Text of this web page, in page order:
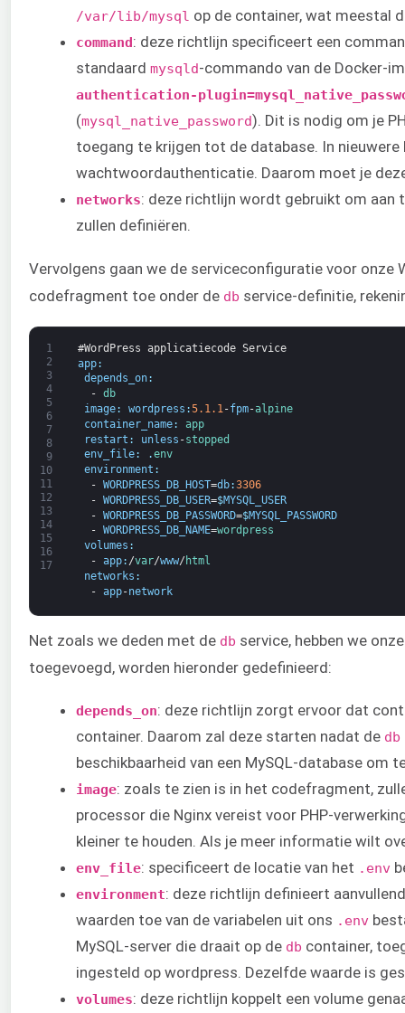
/var/lib/mysql op de container, wat meestal
command: deze richtlijn specificeert een
standaard mysqld-commando van de Docker-
authentication-
(mysql_native_password). Dit is nodig om je
toegang te krijgen tot de database. In nieuwere
wachtwoordauthenticatie. Daarom moet je
networks: deze richtlijn wordt gebruikt om aan
zullen definiëren.
Vervolgens gaan we de serviceconfiguratie voor
codefragment toe onder de db service-definitie,
1
2
3
4
5
6
7
8
9
10
11
12
13
14
15
16
17
#WordPress applicatiecode Service
app:
depends_on:
- db
image: wordpress :5.1.1-fpm-alpine
container_name:
app
restart : unless -stopped
env_file: .env
environment :
- WORDPRESS_DB_HOST=db:3306
- WORDPRESS_DB_USER=$MYSQL_USER
- WORDPRESS_DB_PASSWORD=$MYSQL_PASSWORD
- WORDPRESS_DB_NAME=wordpress
volumes :
- app: /var/www/ html
networks :
- app-network
Net zoals we deden met de db service, hebben we
toegevoegd, worden hieronder gedefinieerd:
depends_on: deze richtlijn zorgt ervoor dat
container. Daarom zal deze starten nadat de db
beschikbaarheid van een MySQL-database om
image: zoals te zien is in het codefragment,
processor die Nginx vereist voor PHP-
kleiner te houden. Als je meer informatie wilt
env_file: specificeert de locatie van het .env
environment: deze richtlijn definieert
waarden toe van de variabelen uit ons .env
MySQL-server die draait op de db container,
ingesteld op wordpress. Dezelfde waarde is
volumes: deze richtlijn koppelt een volume